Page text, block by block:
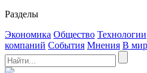
Разделы
Экономика Общество Технологии
компаний События Мнения В